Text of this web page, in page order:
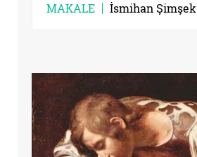
MAKALE İsmihan Şimşek